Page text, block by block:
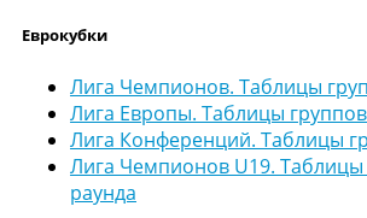
Еврокубки
Лига Чемпионов. Таблицы
Лига Европы. Таблицы
Лига Конференций. Таблицы
Лига Чемпионов U19. Таблицы
раунда